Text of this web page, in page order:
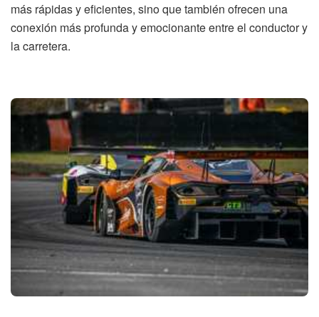
más rápidas y eficientes, sino que también ofrecen una
conexión más profunda y emocionante entre el conductor y
la carretera.